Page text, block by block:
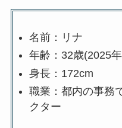
名前：リナ
年齢：32歳(2025
身長：172cm
職業：都内の事務
クター